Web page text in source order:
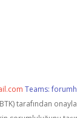
Teams:
tarafından